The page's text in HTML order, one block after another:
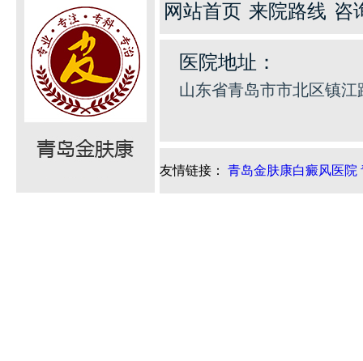
网站首页 来院路线 咨
医院地址：
山东省青岛市市北区镇江
友情链接： 青岛金肤康白癜风医院